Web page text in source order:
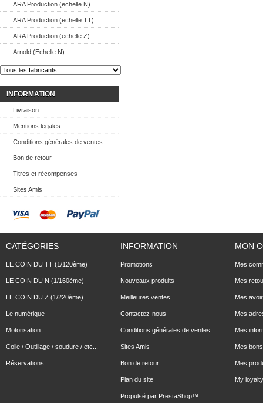
ARA Production (echelle N)
ARA Production (echelle TT)
ARA Production (echelle Z)
Arnold (Echelle N)
INFORMATION
Livraison
Mentions legales
Conditions générales de ventes
Bon de retour
Titres et récompenses
Sites Amis
CATÉGORIES
LE COIN DU TT (1/120ème)
LE COIN DU N (1/160ème)
LE COIN DU Z (1/220ème)
Le numérique
Motorisation
Colle / Outillage / soudure / etc...
Réservations
INFORMATION
Promotions
Nouveaux produits
Meilleures ventes
Contactez-nous
Conditions générales de ventes
Sites Amis
Bon de retour
Plan du site
Propulsé par PrestaShop™
MON
Mes
Mes
Mes
Mes
Mes
Mes
Mes
My